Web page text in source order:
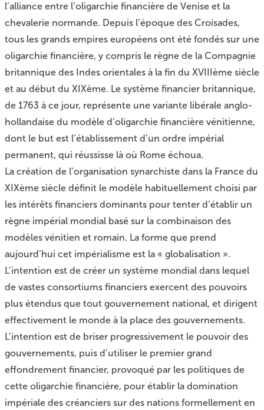
l’alliance entre l’oligarchie financière de Venise et la
chevalerie normande. Depuis l’époque des Croisades,
tous les grands empires européens ont été fondés sur une
oligarchie financière, y compris le règne de la Compagnie
britannique des Indes orientales à la fin du XVIIIème siècle
et au début du XIXème. Le système financier britannique,
de 1763 à ce jour, représente une variante libérale anglo-
hollandaise du modèle d’oligarchie financière vénitienne,
dont le but est l’établissement d’un ordre impérial
permanent, qui réussisse là où Rome échoua.
La création de l’organisation synarchiste dans la France du
XIXème siècle définit le modèle habituellement choisi par
les intérêts financiers dominants pour tenter d’établir un
règne impérial mondial basé sur la combinaison des
modèles vénitien et romain. La forme que prend
aujourd’hui cet impérialisme est la « globalisation ».
L’intention est de créer un système mondial dans lequel
de vastes consortiums financiers exercent des pouvoirs
plus étendus que tout gouvernement national, et dirigent
effectivement le monde à la place des gouvernements.
L’intention est de briser progressivement le pouvoir des
gouvernements, puis d’utiliser le premier grand
effondrement financier, provoqué par les politiques de
cette oligarchie financière, pour établir la domination
impériale des créanciers sur des nations formellement en